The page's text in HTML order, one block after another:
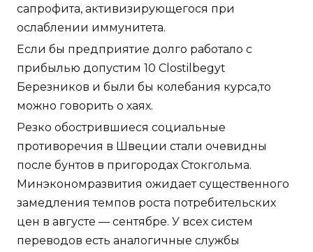
сапрофита, активизирующегося при
ослаблении иммунитета.
Если бы предприятие долго работало с
прибылью допустим 10 Clostilbegyt
Березников и были бы колебания курса,то
можно говорить о хаях.
Резко обострившиеся социальные
противоречия в Швеции стали очевидны
после бунтов в пригородах Стокгольма.
Минэкономразвития ожидает существенного
замедления темпов роста потребительских
цен в августе — сентябре. У всех систем
переводов есть аналогичные службы